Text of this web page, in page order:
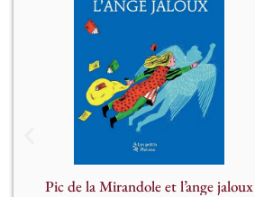
Mirandole veut établir la paix entre les
savants. Kéroub, un ange très futé,
l’observe en cachette. Pourquoi Dieu
a-t-il confié ce grand projet de
concorde à un simple mortel ? La
nature humaine serait-elle plus digne
que les esprits célestes ?
Pic de la Mirandole et l’ange jaloux